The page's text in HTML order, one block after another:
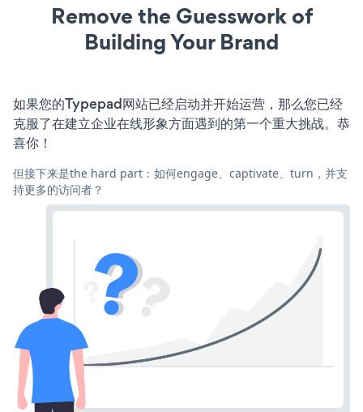
Remove the Guesswork of
Building Your Brand
如果您的Typepad网站已经启动并开始运营，那么您已经
克服了在建立企业在线形象方面遇到的第一个重大挑战。恭
喜你！
但接下来是the hard part：如何engage、captivate、turn，并支
持更多的访问者？